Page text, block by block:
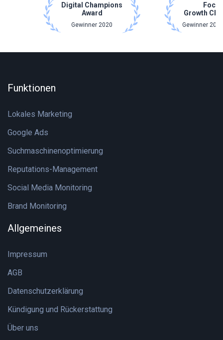
Digital Champions
Award
Gewinner 2020
Focus
Growth
Gewinner
Funktionen
Lokales Marketing
Google Ads
Suchmaschinenoptimierung
Reputations-Management
Social Media Monitoring
Brand Monitoring
Allgemeines
Impressum
AGB
Datenschutzerklärung
Kündigung und Rückerstattung
Über uns